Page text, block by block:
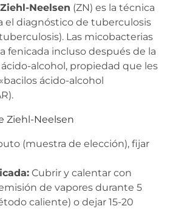
Neelsen (ZN) es la técnica
el diagnóstico de tuberculosis
Las micobacterias
fenicada incluso después de la
alcohol, propiedad que les
ácido-alcohol
Ziehl-Neelsen
(muestra de elección), fijar
Cubrir y calentar con
de vapores durante 5
caliente) o dejar 15-20